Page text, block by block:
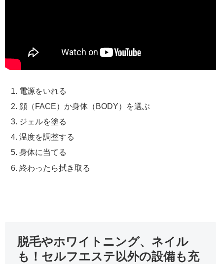
電源をいれる
顔（FACE）か身体（BODY）を選ぶ
ジェルを塗る
温度を調整する
身体に当てる
終わったら拭き取る
脱毛やホワイトニング、ネイル
も！セルフエステ以外の設備も充